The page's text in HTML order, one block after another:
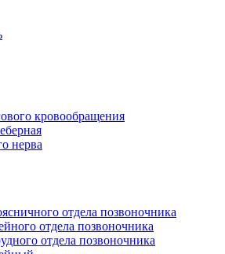
кровообращения
нерва
отдела позвоночника
отдела позвоночника
отдела позвоночника